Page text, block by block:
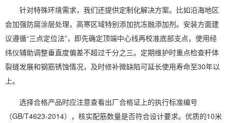
针对特殊环境需求，我们还提供定制化解决方案。比如沿海地区
会加强防腐涂层处理，高寒区域特别添加抗冻融添加剂。安装方面建
议遵循“三点定位法”，即先确定顶端中心线再校准底部支点，使用经
纬仪辅助调整垂直度偏差不超过千分之三。定期维护时重点检查杆体
裂缝发展和钢筋锈蚀情况，及时修补微缺陷可延长使用寿命至30年以
上。
选择合格产品时应注意查看出厂合格证上的执行标准编号
（GB/T4623-2014），核实配筋数量是否符合设计要求。优质的10米